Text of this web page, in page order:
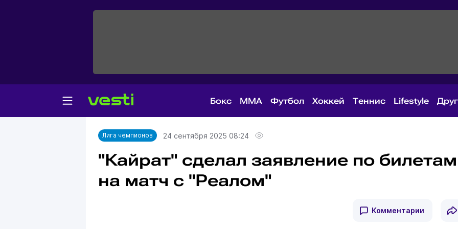
Бокс MMA Футбол Хоккей Теннис Lifestyle
Главная
Лига чемпионов
Лига чемпионов 24 сентября 2025 08:24
"Кайрат" сделал заявление по билетам
на матч с "Реалом"
Комментарии